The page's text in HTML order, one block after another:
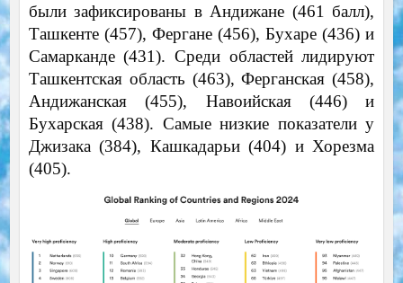
были зафиксированы в Андижане (461 балл),
Ташкенте (457), Фергане (456), Бухаре (436) и
Самарканде (431). Среди областей лидируют
Ташкентская область (463), Ферганская (458),
Андижанская (455), Навоийская (446) и
Бухарская (438). Самые низкие показатели у
Джизака (384), Кашкадарьи (404) и Хорезма
(405).